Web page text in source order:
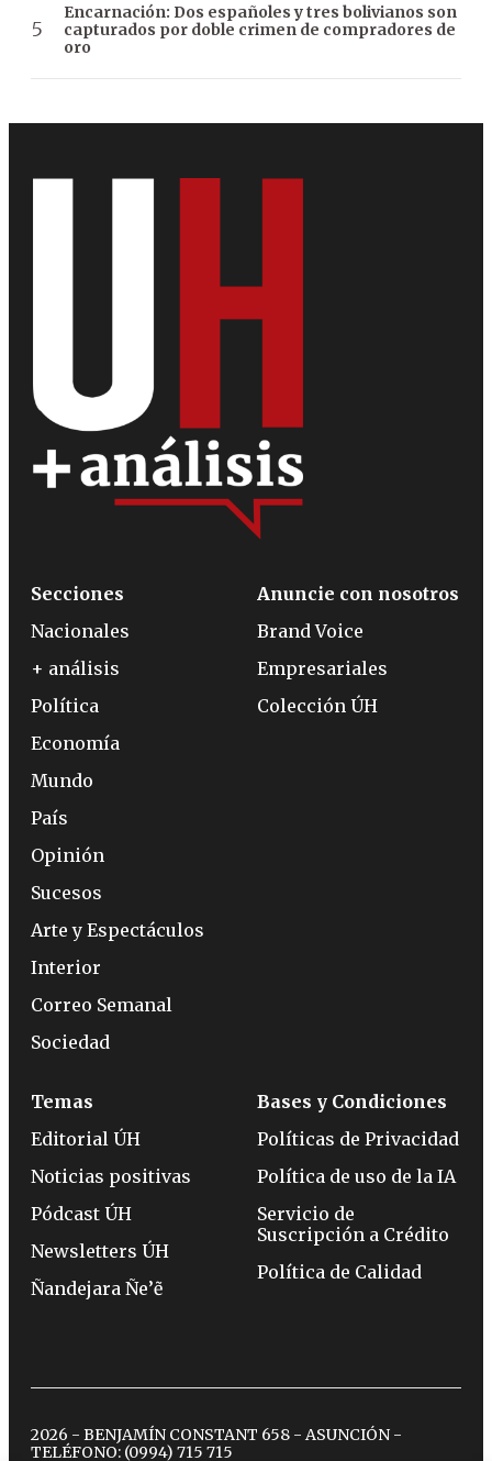
Encarnación: Dos españoles y tres bolivianos son
capturados por doble crimen de compradores de
oro
Secciones
Nacionales
+ análisis
Política
Economía
Mundo
País
Opinión
Sucesos
Arte y Espectáculos
Interior
Correo Semanal
Sociedad
Anuncie con nosotros
Brand Voice
Empresariales
Colección ÚH
Temas
Editorial ÚH
Noticias positivas
Pódcast ÚH
Newsletters ÚH
Ñandejara Ñe’ẽ
Bases y Condiciones
Políticas de Privacidad
Política de uso de la IA
Servicio de
Suscripción a Crédito
Política de Calidad
2026 - BENJAMÍN CONSTANT 658 - ASUNCIÓN -
TELÉFONO: (0994) 715 715